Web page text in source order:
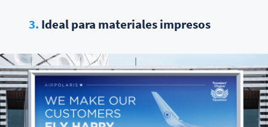
3. Ideal para materiales impresos